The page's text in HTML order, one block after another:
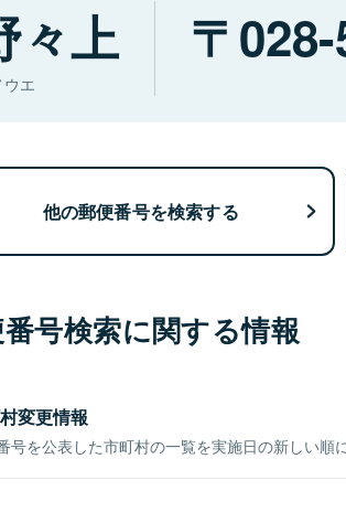
々上
ウエ
他の郵便番号を検索する
号検索に関する情報
変更情報
号を公表した市町村の一覧を実施日の新しい順